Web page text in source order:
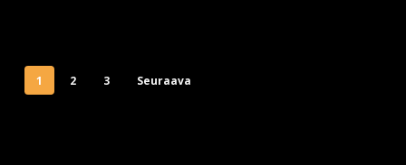
1 2 3 Seuraava